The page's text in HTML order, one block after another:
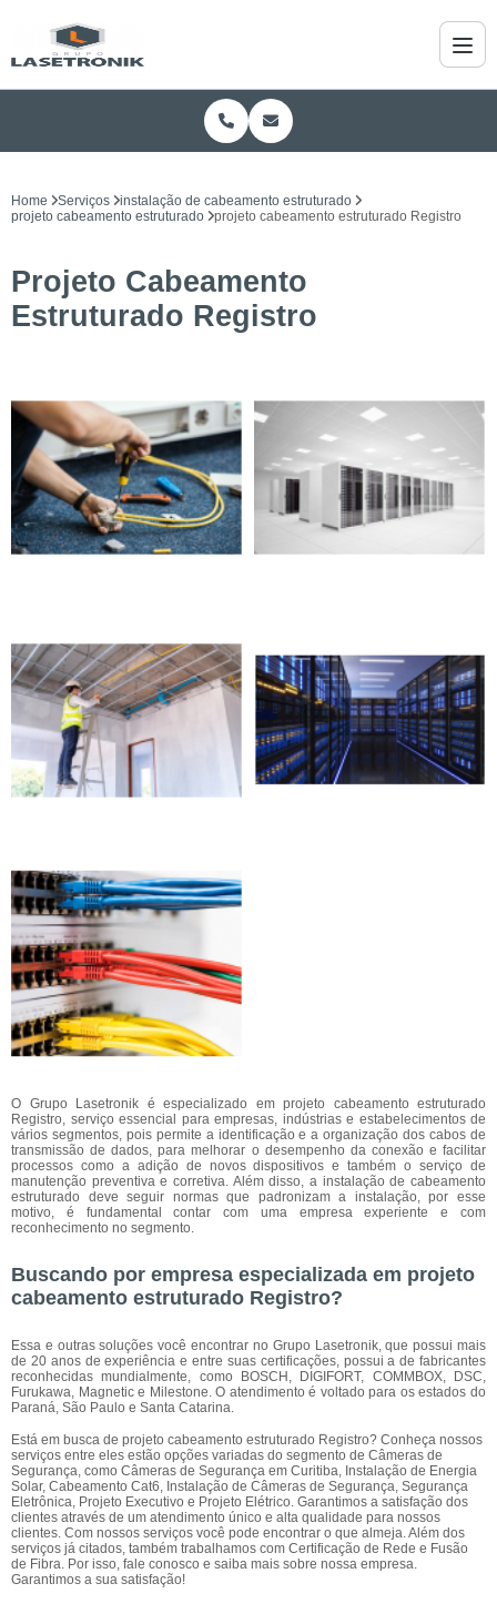
Home Serviços
instalação de cabeamento estruturado
projeto cabeamento estruturado
projeto cabeamento estruturado Registro
Projeto Cabeamento
Estruturado Registro
O Grupo Lasetronik é especializado em projeto cabeamento estruturado
Registro, serviço essencial para empresas, indústrias e estabelecimentos de
vários segmentos, pois permite a identificação e a organização dos cabos de
transmissão de dados, para melhorar o desempenho da conexão e facilitar
processos como a adição de novos dispositivos e também o serviço de
manutenção preventiva e corretiva. Além disso, a instalação de cabeamento
estruturado deve seguir normas que padronizam a instalação, por esse
motivo, é fundamental contar com uma empresa experiente e com
reconhecimento no segmento.
Buscando por empresa especializada em projeto
cabeamento estruturado Registro?
Essa e outras soluções você encontrar no Grupo Lasetronik, que possui mais
de 20 anos de experiência e entre suas certificações, possui a de fabricantes
reconhecidas mundialmente, como BOSCH, DIGIFORT, COMMBOX, DSC,
Furukawa, Magnetic e Milestone. O atendimento é voltado para os estados do
Paraná, São Paulo e Santa Catarina.
Está em busca de projeto cabeamento estruturado Registro? Conheça nossos
serviços entre eles estão opções variadas do segmento de Câmeras de
Segurança, como Câmeras de Segurança em Curitiba, Instalação de Energia
Solar, Cabeamento Cat6, Instalação de Câmeras de Segurança, Segurança
Eletrônica, Projeto Executivo e Projeto Elétrico. Garantimos a satisfação dos
clientes através de um atendimento único e alta qualidade para nossos
clientes. Com nossos serviços você pode encontrar o que almeja. Além dos
serviços já citados, também trabalhamos com Certificação de Rede e Fusão
de Fibra. Por isso, fale conosco e saiba mais sobre nossa empresa.
Garantimos a sua satisfação!